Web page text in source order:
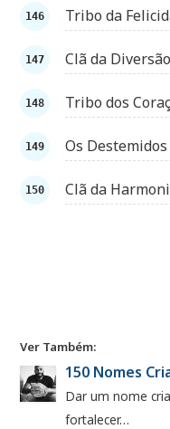
Tribo da
Clã da Diversão
Tribo dos
Os
Clã da
Ver Também:
150 Nomes
Dar um nome
fortalecer…